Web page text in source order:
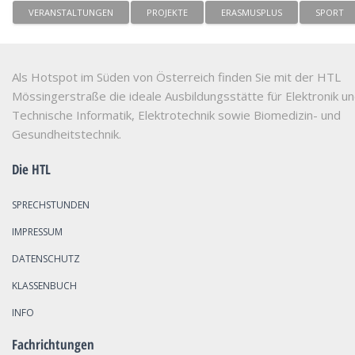
VERANSTALTUNGEN PROJEKTE ERASMUSPLUS SPORT
Als Hotspot im Süden von Österreich finden Sie mit der HTL
Mössingerstraße die ideale Ausbildungsstätte für Elektronik
Technische Informatik, Elektrotechnik sowie Biomedizin- und
Gesundheitstechnik.
Die HTL
SPRECHSTUNDEN
IMPRESSUM
DATENSCHUTZ
KLASSENBUCH
INFO
Fachrichtungen